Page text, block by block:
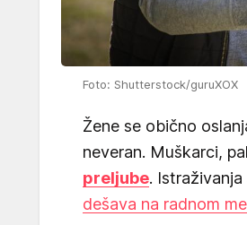
Foto: Shutterstock/guruXOX
Žene se obično
neveran. Muškarci,
preljube.
dešava na radnom